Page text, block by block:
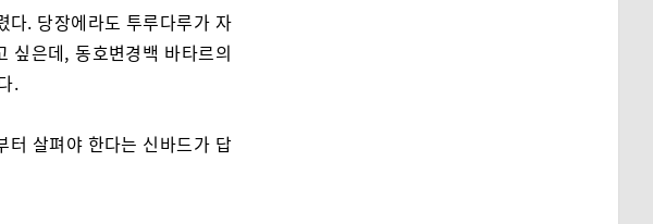
다. 당장에라도 투루다루가 자
싶은데, 동호변경백 바타르의
.
터 살펴야 한다는 신바드가 답